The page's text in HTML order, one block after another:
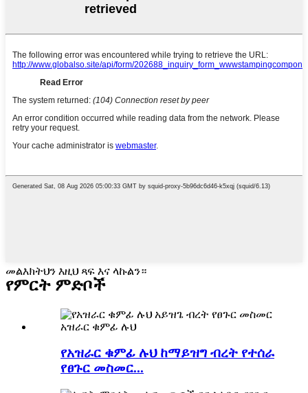
መልእክትህን እዚህ ጻፍ እና ላኩልን።
የምርት ምድቦች
የአዝራር ቁምፊ ሉህ ከማይዝግ ብረት የተሰራ
የፀጉር መስመር...